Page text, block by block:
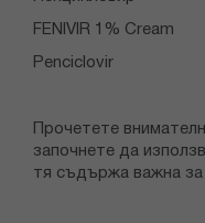
FENIVIR 1% Cream
Penciclovir
Прочетете
започнете да
тя съдържа важна